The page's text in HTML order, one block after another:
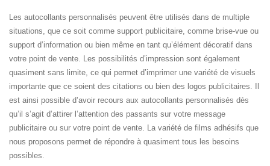
Les autocollants personnalisés peuvent être utilisés dans de multiple
situations, que ce soit comme support publicitaire, comme brise-vue ou
support d’information ou bien même en tant qu’élément décoratif dans
votre point de vente. Les possibilités d’impression sont également
quasiment sans limite, ce qui permet d’imprimer une variété de visuels
importante que ce soient des citations ou bien des logos publicitaires. Il
est ainsi possible d’avoir recours aux autocollants personnalisés dès
qu’il s’agit d’attirer l’attention des passants sur votre message
publicitaire ou sur votre point de vente. La variété de films adhésifs que
nous proposons permet de répondre à quasiment tous les besoins
possibles.